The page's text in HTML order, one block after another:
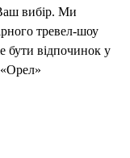
вибір. Ми
тревел-шоу
бути відпочинок у